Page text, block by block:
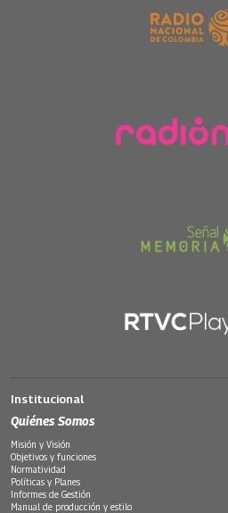
Institucional
Quiénes Somos
Misión y Visión
Objetivos y funciones
Normatividad
Políticas y Planes
Informes de Gestión
Manual de producción y estilo